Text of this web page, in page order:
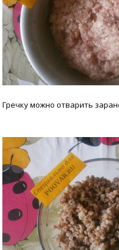
Гречку можно отварить